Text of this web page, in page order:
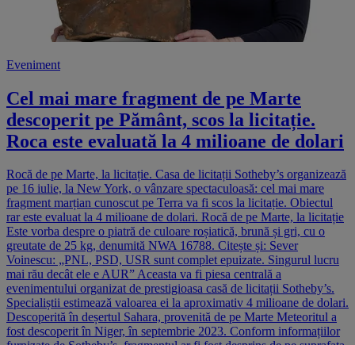
Eveniment
Cel mai mare fragment de pe Marte
descoperit pe Pământ, scos la licitație.
Roca este evaluată la 4 milioane de dolari
Rocă de pe Marte, la licitație. Casa de licitații Sotheby’s organizează
pe 16 iulie, la New York, o vânzare spectaculoasă: cel mai mare
fragment marțian cunoscut pe Terra va fi scos la licitație. Obiectul
rar este evaluat la 4 milioane de dolari. Rocă de pe Marte, la licitație
Este vorba despre o piatră de culoare roșiatică, brună și gri, cu o
greutate de 25 kg, denumită NWA 16788. Citește și: Sever
Voinescu: „PNL, PSD, USR sunt complet epuizate. Singurul lucru
mai rău decât ele e AUR” Aceasta va fi piesa centrală a
evenimentului organizat de prestigioasa casă de licitații Sotheby’s.
Specialiștii estimează valoarea ei la aproximativ 4 milioane de dolari.
Descoperită în deșertul Sahara, provenită de pe Marte Meteoritul a
fost descoperit în Niger, în septembrie 2023. Conform informațiilor